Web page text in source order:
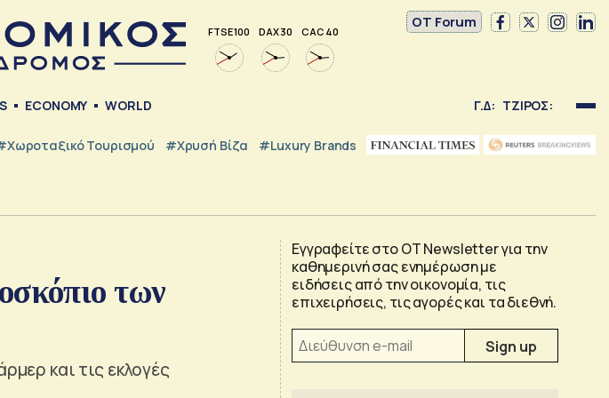
FTSE 100 DAX 30 CAC 40
OT Forum
ECONOMY WORLD Γ.Δ: ΤΖΙΡΟΣ:
Τουρισμού #Χρυσή Βίζα #luxury Brands
των
και τις εκλογές
Εγγραφείτε στο OT Newsletter για την
καθημερινή σας ενημέρωση με
ειδήσεις από την οικονομία, τις
επιχειρήσεις, τις αγορές και τα διεθνή.